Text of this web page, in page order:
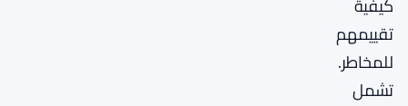
تقييمهم
للمخاطر.
تشمل